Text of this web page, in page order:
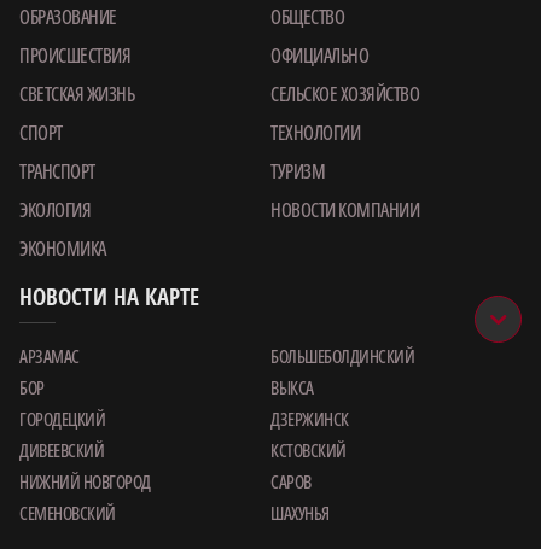
ОБРАЗОВАНИЕ
ОБЩЕСТВО
ПРОИСШЕСТВИЯ
ОФИЦИАЛЬНО
СВЕТСКАЯ ЖИЗНЬ
СЕЛЬСКОЕ ХОЗЯЙСТВО
СПОРТ
ТЕХНОЛОГИИ
ТРАНСПОРТ
ТУРИЗМ
ЭКОЛОГИЯ
НОВОСТИ КОМПАНИИ
ЭКОНОМИКА
НОВОСТИ НА КАРТЕ
АРЗАМАС
БОЛЬШЕБОЛДИНСКИЙ
БОР
ВЫКСА
ГОРОДЕЦКИЙ
ДЗЕРЖИНСК
ДИВЕЕВСКИЙ
КСТОВСКИЙ
НИЖНИЙ НОВГОРОД
САРОВ
СЕМЕНОВСКИЙ
ШАХУНЬЯ